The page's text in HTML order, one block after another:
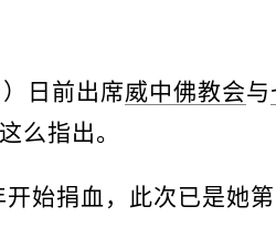
日前出席威中佛教会与
么指出。
始捐血，此次已是她第